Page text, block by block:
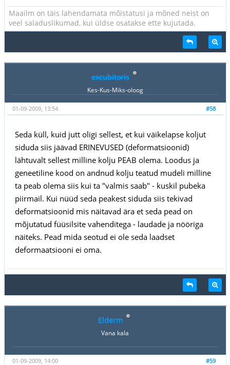
Maailm on täis lahendamata mõistatusi ja mõned neist on
veel saladuslikumad, kui üldse osatakse ette kujutada.
excubitoris
Kes-Kus-Miks-oloog
#58
01-09-2009, 13:54
Seda küll, kuid jutt oligi sellest, et kui väikelapse koljut
siduda siis jäävad ERINEVUSED (deformatsioonid)
lähtuvalt sellest milline kolju PEAB olema. Loodus ja
geneetiline kood on andnud kolju teatud mudeli milline
ta peab olema siis kui ta "valmis saab" - kuskil pubeka
piirmail. Kui nüüd seda peakest siduda siis tekivad
deformatsioonid mis näitavad ära et seda pead on
mõjutatud füüsilsite vahenditega - laudade ja nööriga
näiteks. Pead mida seotud ei ole seda laadset
deformaatsiooni ei oma.
Elderm
Vana kala
#59
01-09-2009, 14:00